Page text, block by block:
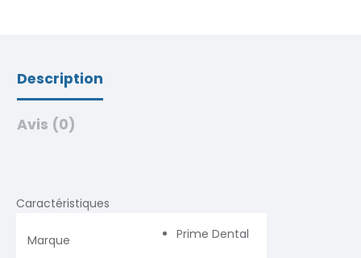
Description
Avis (0)
Caractéristiques
Marque Prime Dental